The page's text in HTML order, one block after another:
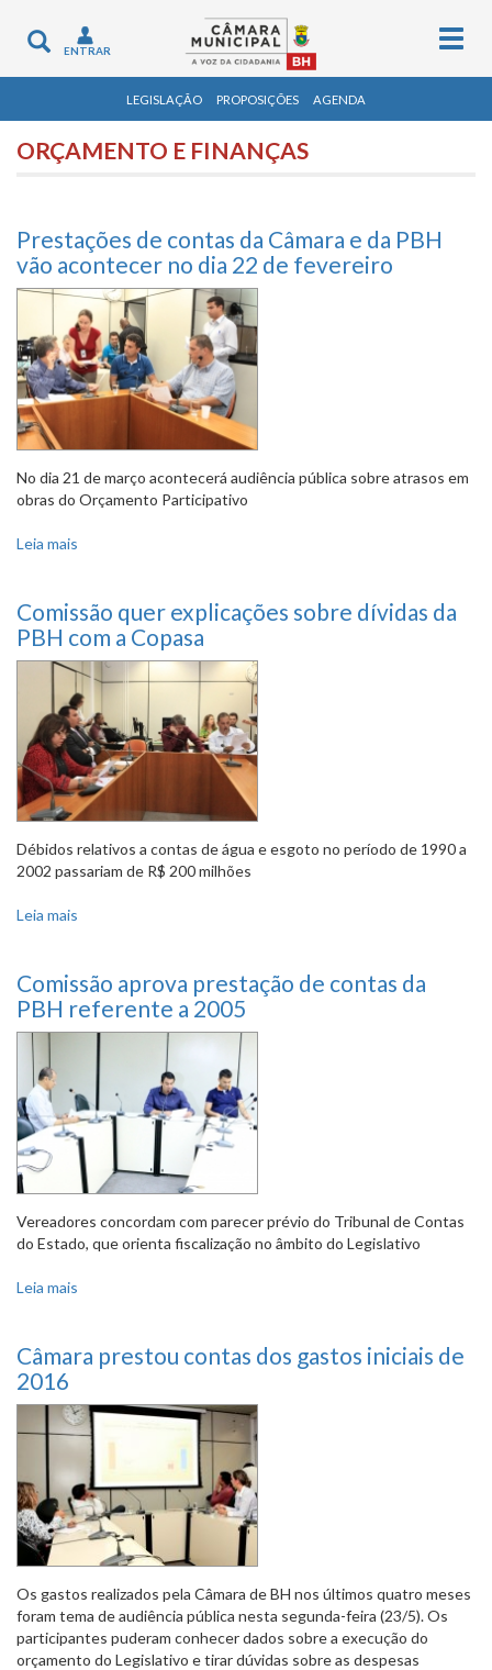
Toggle
navigation
ENTRAR
LEGISLAÇÃO PROPOSIÇÕES AGENDA
ORÇAMENTO E FINANÇAS
Prestações de contas da Câmara e da PBH
vão acontecer no dia 22 de fevereiro
No dia 21 de março acontecerá audiência pública sobre atrasos em
obras do Orçamento Participativo
Leia mais
Comissão quer explicações sobre dívidas da
PBH com a Copasa
Débidos relativos a contas de água e esgoto no período de 1990 a
2002 passariam de R$ 200 milhões
Leia mais
Comissão aprova prestação de contas da
PBH referente a 2005
Vereadores concordam com parecer prévio do Tribunal de Contas
do Estado, que orienta fiscalização no âmbito do Legislativo
Leia mais
Câmara prestou contas dos gastos iniciais de
2016
Os gastos realizados pela Câmara de BH nos últimos quatro meses
foram tema de audiência pública nesta segunda-feira (23/5). Os
participantes puderam conhecer dados sobre a execução do
orçamento do Legislativo e tirar dúvidas sobre as despesas